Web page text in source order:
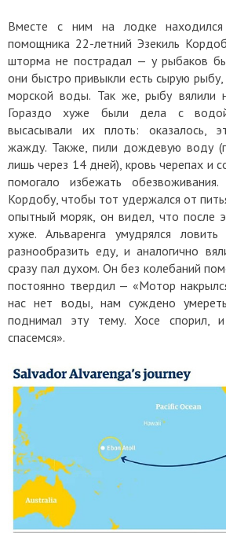
Вместе с ним на лодке находился
помощника 22-летний Эзекиль
шторма не пострадал — у рыбаков
они быстро привыкли есть сырую рыбу,
морской воды. Так же, рыбу вялили
Гораздо хуже были дела с
высасывали их плоть: оказалось,
жажду. Также, пили дождевую воду
лишь через 14 дней), кровь черепах и
помогало избежать
Кордобу, чтобы тот удержался от
опытный моряк, он видел, что после
хуже. Альваренга умудрялся
разнообразить еду, и аналогично
сразу пал духом. Он без колебаний
постоянно твердил — «Мотор
нас нет воды, нам суждено
поднимал эту тему. Хосе
спасемся».